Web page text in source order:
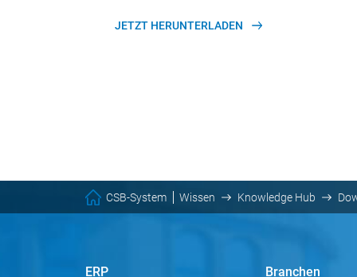
JETZT HERUNTERLADEN
CSB-System Wissen Knowledge Hub
ERP Branchen